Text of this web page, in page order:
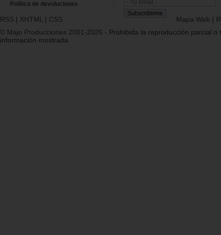
Política de devoluciones
RSS | XHTML | CSS Mapa Web |
© Majo Producciones 2001-2026 - Prohibida la reproducción parcial o
información mostrada